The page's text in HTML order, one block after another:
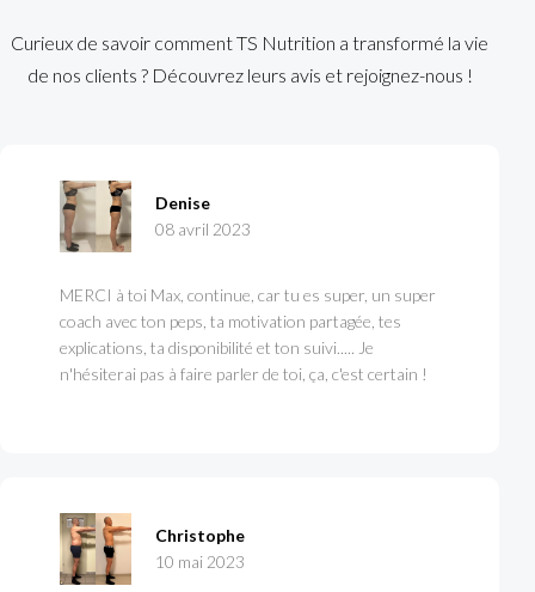
Curieux de savoir comment TS Nutrition a transformé la vie
de nos clients ? Découvrez leurs avis et rejoignez-nous !
Denise
08 avril 2023
MERCI à toi Max, continue, car tu es super, un super
coach avec ton peps, ta motivation partagée, tes
explications, ta disponibilité et ton suivi..... Je
n'hésiterai pas à faire parler de toi, ça, c'est certain !
Christophe
10 mai 2023